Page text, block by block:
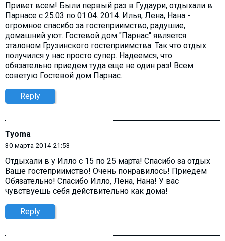
Привет всем! Были первый раз в Гудаури, отдыхали в
Парнасе с 25.03 по 01.04. 2014. Илья, Лена, Нана -
огромное спасибо за гостеприимство, радушие,
домашний уют. Гостевой дом "Парнас" является
эталоном Грузинского гостеприимства. Так что отдых
получился у нас просто супер. Надеемся, что
обязательно приедем туда еще не один раз! Всем
советую Гостевой дом Парнас.
Reply
Tyoma
30 марта 2014 21:53
Отдыхали в у Илло с 15 по 25 марта! Спасибо за отдых
Ваше гостеприимство! Очень понравилось! Приедем
Обязательно! Спасибо Илло, Лена, Нана! У вас
чувствуешь себя действительно как дома!
Reply